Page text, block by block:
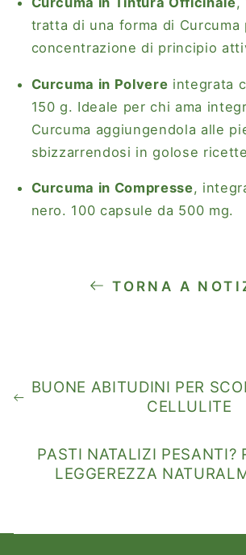
tratta di una forma di Curcuma
concentrazione di principio
Curcuma in Polvere integrata
150 g. Ideale per chi ama
Curcuma aggiungendola alle
sbizzarrendosi in golose
Curcuma in Compresse,
nero. 100 capsule da 500 mg.
TORNA A
BUONE ABITUDINI PER
CELLULITE
PASTI NATALIZI PESANTI?
LEGGEREZZA